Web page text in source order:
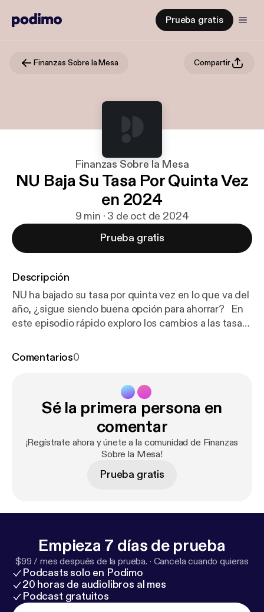
Prueba gratis
Finanzas Sobre la Mesa Compartir
Finanzas Sobre la Mesa
NU Baja Su Tasa Por Quinta Vez
en 2024
9 min · 3 de oct de 2024
Prueba gratis
Descripción
NU ha bajado su tasa por quinta vez en lo que va del
año, ¿sigue siendo buena opción para ahorrar? En
este episodio rápido exploro los cambios a las tasas
CETES, y cómo atar una tasa alta desde hoy podría
Comentarios0
Sé la primera persona en
comentar
¡Regístrate ahora y únete a la comunidad de Finanzas
Sobre la Mesa!
Prueba gratis
Empieza 7 días de prueba
$99 / mes después de la prueba. · Cancela cuando quieras
Podcasts solo en Podimo
20 horas de audiolibros al mes
Podcast gratuitos